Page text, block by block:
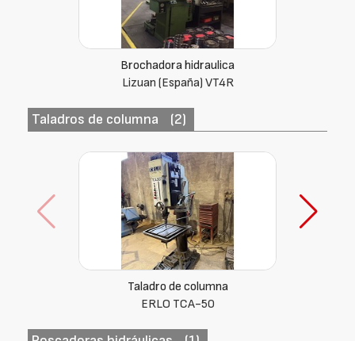
Brochadora hidraulica
Lizuan (España) VT4R
Taladros de columna (2)
Taladro de columna
Mugui M-35-A